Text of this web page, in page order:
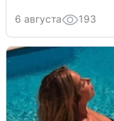
6 августа 193